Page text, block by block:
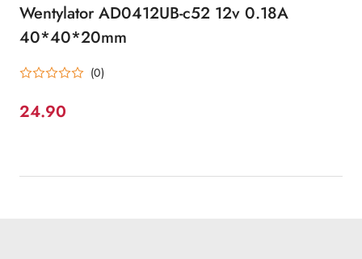
Wentylator AD0412UB-c52 12v 0.18A
40*40*20mm
(0)
Cena:
24.90